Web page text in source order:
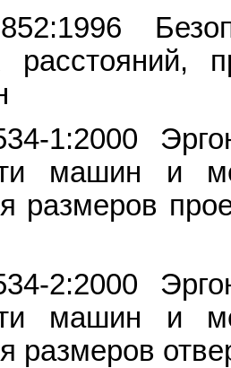
расстояний,
1:2000
машин и
размеров
2:2000
машин и
размеров